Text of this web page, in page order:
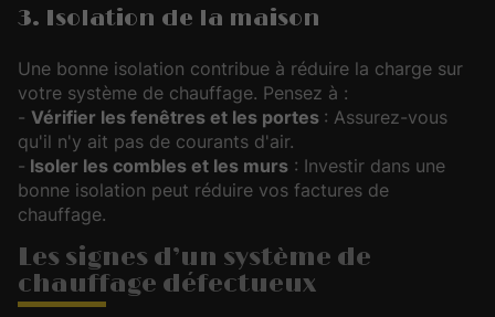
3. Isolation de la maison
Une bonne isolation contribue à réduire la charge sur
votre système de chauffage. Pensez à :
- Vérifier les fenêtres et les portes : Assurez-vous
qu'il n'y ait pas de courants d'air.
- Isoler les combles et les murs : Investir dans une
bonne isolation peut réduire vos factures de
chauffage.
Les signes d’un système de
chauffage défectueux